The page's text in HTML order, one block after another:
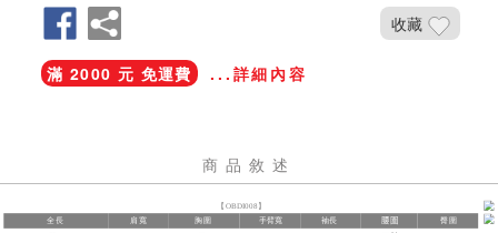
收藏
滿 2000 元 免運費 ...詳細內容
商品敘述